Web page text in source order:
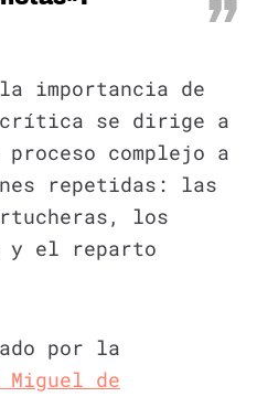
importancia de
crítica se dirige a
complejo a
repetidas: las
los
el reparto
por la
de